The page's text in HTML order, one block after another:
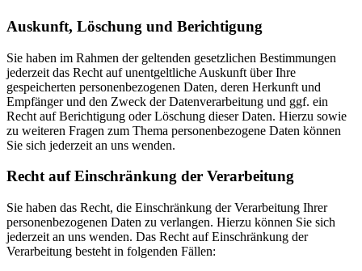
Auskunft, Löschung und Berichtigung
Sie haben im Rahmen der geltenden gesetzlichen Bestimmungen
jederzeit das Recht auf unentgeltliche Auskunft über Ihre
gespeicherten personenbezogenen Daten, deren Herkunft und
Empfänger und den Zweck der Datenverarbeitung und ggf. ein
Recht auf Berichtigung oder Löschung dieser Daten. Hierzu sowie
zu weiteren Fragen zum Thema personenbezogene Daten können
Sie sich jederzeit an uns wenden.
Recht auf Einschränkung der Verarbeitung
Sie haben das Recht, die Einschränkung der Verarbeitung Ihrer
personenbezogenen Daten zu verlangen. Hierzu können Sie sich
jederzeit an uns wenden. Das Recht auf Einschränkung der
Verarbeitung besteht in folgenden Fällen: